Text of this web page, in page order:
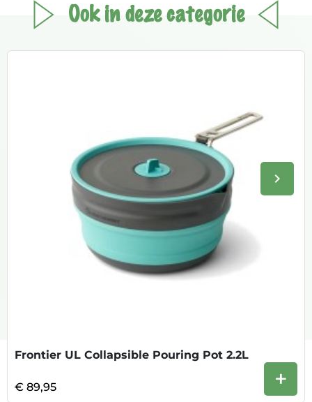
Ook in deze categorie
keyboard_arrow_right
Frontier UL Collapsible Pouring Pot 2.2L
€ 89,95 +